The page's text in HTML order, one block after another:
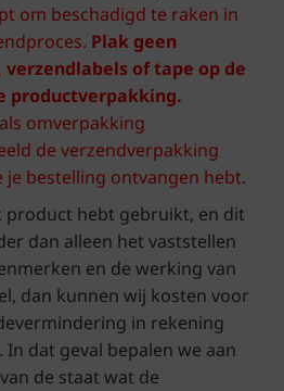
om beschadigd te raken in
Plak geen
verzendlabels of tape op de
productverpakking.
omverpakking
de verzendverpakking
je bestelling ontvangen hebt.
product hebt gebruikt, en dit
dan alleen het vaststellen
en de werking van
dan kunnen wij kosten voor
in rekening
In dat geval bepalen we aan
de staat wat de